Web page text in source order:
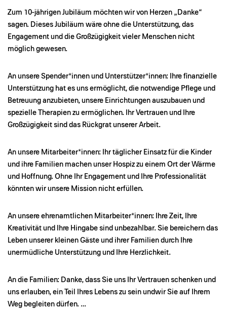
Zum 10-jährigen Jubiläum möchten wir von Herzen „Danke“
sagen. Dieses Jubiläum wäre ohne die Unterstützung, das
Engagement und die Großzügigkeit vieler Menschen nicht
möglich gewesen.
An unsere Spender*innen und Unterstützer*innen: Ihre finanzielle
Unterstützung hat es uns ermöglicht, die notwendige Pflege und
Betreuung anzubieten, unsere Einrichtungen auszubauen und
spezielle Therapien zu ermöglichen. Ihr Vertrauen und Ihre
Großzügigkeit sind das Rückgrat unserer Arbeit.
An unsere Mitarbeiter*innen: Ihr täglicher Einsatz für die Kinder
und ihre Familien machen unser Hospiz zu einem Ort der Wärme
und Hoffnung. Ohne Ihr Engagement und Ihre Professionalität
könnten wir unsere Mission nicht erfüllen.
An unsere ehrenamtlichen Mitarbeiter*innen: Ihre Zeit, Ihre
Kreativität und Ihre Hingabe sind unbezahlbar. Sie bereichern das
Leben unserer kleinen Gäste und ihrer Familien durch Ihre
unermüdliche Unterstützung und Ihre Herzlichkeit.
An die Familien: Danke, dass Sie uns Ihr Vertrauen schenken und
uns erlauben, ein Teil Ihres Lebens zu sein undwir Sie auf Ihrem
Weg begleiten dürfen. …